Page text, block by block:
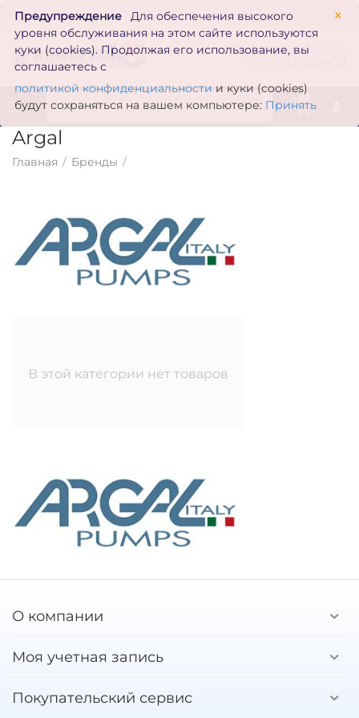
×
Предупреждение
Для обеспечения высокого
уровня обслуживания на этом сайте используются
куки (cookies). Продолжая его использование, вы
соглашаетесь с
политикой конфиденциальности и куки (cookies)
будут сохраняться на вашем компьютере: Принять
zakaz@inmarkon.ru
0
Argal
Главная / Бренды /
В этой категории нет товаров
О компании
Моя учетная запись
Покупательский сервис